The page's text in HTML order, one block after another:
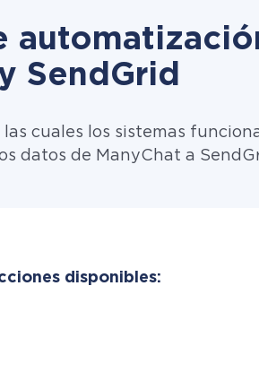
SendGrid
cuales los sistemas
datos de ManyChat a
disponibles: